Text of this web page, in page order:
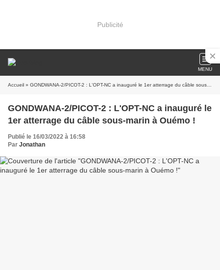
Publicité
MENU
Accueil » GONDWANA-2/PICOT-2 : L'OPT-NC a inauguré le 1er atterrage du câble sous-marin à Ouémo !
GONDWANA-2/PICOT-2 : L'OPT-NC a inauguré le
1er atterrage du câble sous-marin à Ouémo !
Publié le 16/03/2022 à 16:58
Par Jonathan